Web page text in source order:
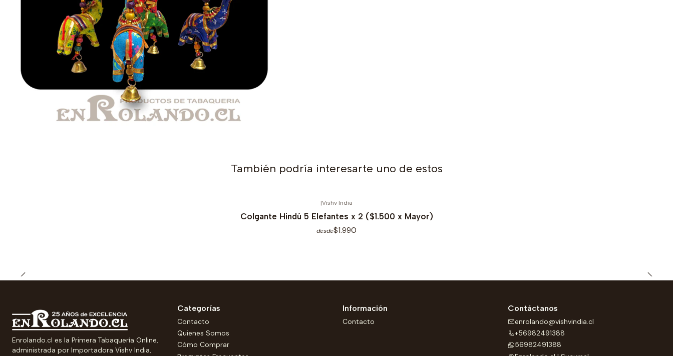
También podría interesarte uno de estos
|Vishv India
Colgante Hindú 5 Elefantes x 2 ($1.500 x Mayor)
desde$1.990
Enrolando.cl es la Primera Tabaquería Online,
administrada por Importadora Vishv India,
Categorías
Contacto
Quienes Somos
Cómo Comprar
Información
Contacto
Contáctanos
enrolando@vishvindia.cl
+56982491388
56982491388